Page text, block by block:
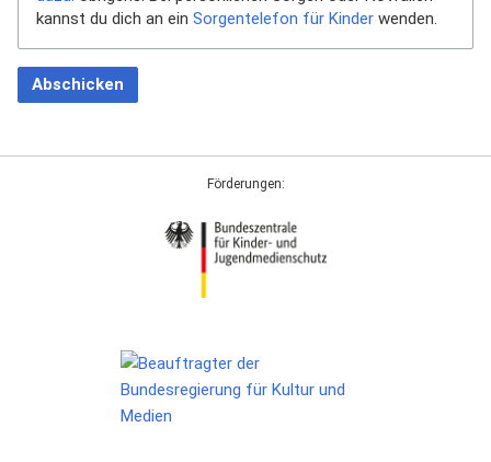
kannst du dich an ein Sorgentelefon für Kinder wenden.
Abschicken
Förderungen: